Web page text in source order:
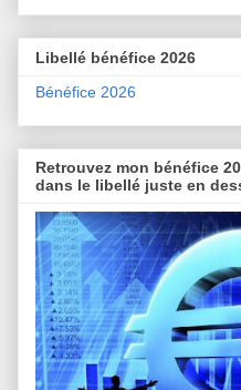
Libellé bénéfice 2026
Bénéfice 2026
Retrouvez mon bénéfice
dans le libellé juste en